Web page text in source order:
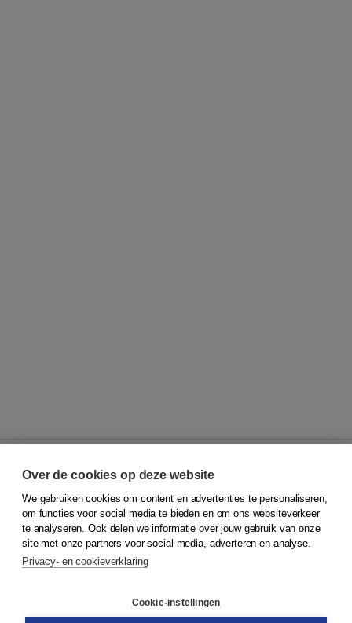
© 2026Koninklijke Boom uitgevers
Klantenservice
Service & informatie
Contact
Over de cookies op deze website
We gebruiken cookies om content en advertenties te personaliseren,
om functies voor social media te bieden en om ons websiteverkeer
te analyseren. Ook delen we informatie over jouw gebruik van onze
site met onze partners voor social media, adverteren en analyse.
Privacy- en cookieverklaring
Cookie-instellingen